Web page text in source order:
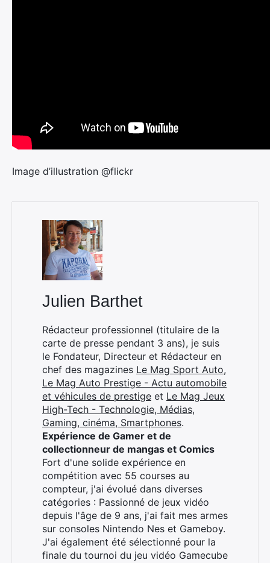
Image d’illustration @flickr
Julien Barthet
Rédacteur professionnel (titulaire de la
carte de presse pendant 3 ans), je suis
le Fondateur, Directeur et Rédacteur en
chef des magazines Le Mag Sport Auto,
Le Mag Auto Prestige - Actu automobile
et véhicules de prestige et Le Mag Jeux
High-Tech - Technologie, Médias,
Gaming, cinéma, Smartphones.
Expérience de Gamer et de
collectionneur de mangas et Comics
Fort d'une solide expérience en
compétition avec 55 courses au
compteur, j'ai évolué dans diverses
catégories : Passionné de jeux vidéo
depuis l'âge de 9 ans, j'ai fait mes armes
sur consoles Nintendo Nes et Gameboy.
J'ai également été sélectionné pour la
finale du tournoi du jeu vidéo Gamecube